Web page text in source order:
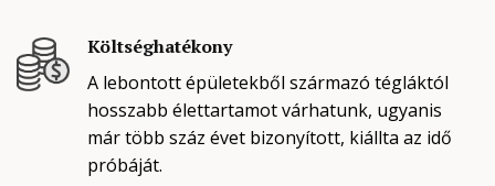
Költséghatékony
A lebontott épületekből származó tégláktól
hosszabb élettartamot várhatunk, ugyanis
már több száz évet bizonyított, kiállta az idő
próbáját.